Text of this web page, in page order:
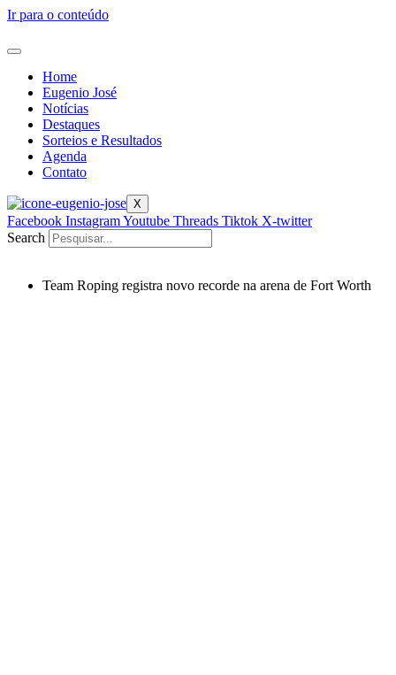
Ir para o conteúdo
Home
Eugenio José
Notícias
Destaques
Sorteios e Resultados
Agenda
Contato
X
Facebook InstagramYoutube Threads Tiktok X-twitter
Search
Team Roping registra novo recorde na arena de Fort Worth